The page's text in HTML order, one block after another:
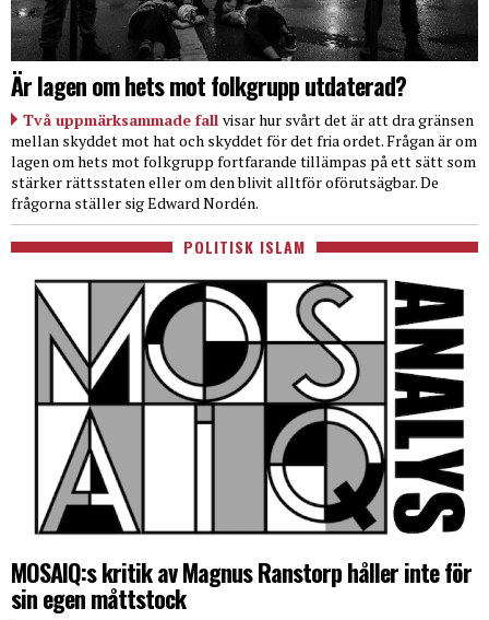
Är lagen om hets mot folkgrupp utdaterad?
Två uppmärksammade fall visar hur svårt det är att dra gränsen
mellan skyddet mot hat och skyddet för det fria ordet. Frågan är om
lagen om hets mot folkgrupp fortfarande tillämpas på ett sätt som
stärker rättsstaten eller om den blivit alltför oförutsägbar. De
frågorna ställer sig Edward Nordén.
POLITISK ISLAM
MOSAIQ:s kritik av Magnus Ranstorp håller inte för
sin egen måttstock